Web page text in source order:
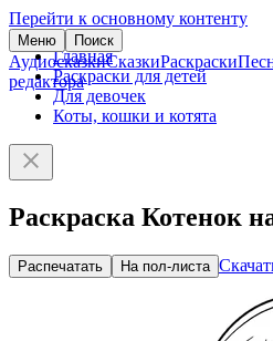
Перейти к основному контенту
Меню Поиск
АудиосказкиСказкиРаскраски
редактора
Главная
Раскраски для детей
Для девочек
Коты, кошки и котята
Раскраска Котенок
Распечатать На пол-листа